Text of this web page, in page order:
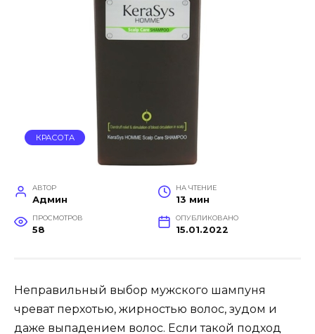
КРАСОТА
АВТОР
Админ
НА ЧТЕНИЕ
13 мин
ПРОСМОТРОВ
58
ОПУБЛИКОВАНО
15.01.2022
Неправильный выбор мужского шампуня
чреват перхотью, жирностью волос, зудом и
даже выпадением волос. Если такой подход